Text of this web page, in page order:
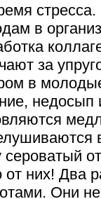
в
за
в
недосып
сероватый
от них! Два
Они